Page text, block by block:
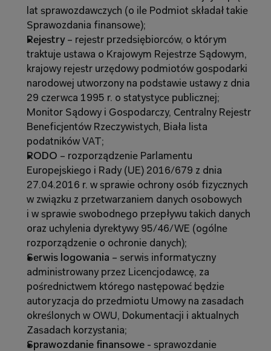
lat sprawozdawczych (o ile Podmiot składał takie
Sprawozdania finansowe);
Rejestry – rejestr przedsiębiorców, o którym
traktuje ustawa o Krajowym Rejestrze Sądowym,
krajowy rejestr urzędowy podmiotów gospodarki
narodowej utworzony na podstawie ustawy z dnia
29 czerwca 1995 r. o statystyce publicznej;
Monitor Sądowy i Gospodarczy, Centralny Rejestr
Beneficjentów Rzeczywistych, Biała lista
podatników VAT;
RODO – rozporządzenie Parlamentu
Europejskiego i Rady (UE) 2016/679 z dnia
27.04.2016 r. w sprawie ochrony osób fizycznych
w związku z przetwarzaniem danych osobowych
i w sprawie swobodnego przepływu takich danych
oraz uchylenia dyrektywy 95/46/WE (ogólne
rozporządzenie o ochronie danych);
Serwis logowania – serwis informatyczny
administrowany przez Licencjodawcę, za
pośrednictwem którego następować będzie
autoryzacja do przedmiotu Umowy na zasadach
określonych w OWU, Dokumentacji i aktualnych
Zasadach korzystania;
Sprawozdanie finansowe - sprawozdanie